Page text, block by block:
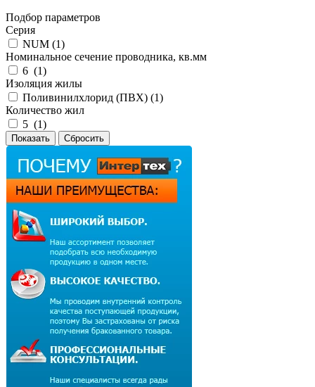
Подбор параметров
Серия
NUM (1)
Номинальное сечение проводника, кв.мм
6 (1)
Изоляция жилы
Поливинилхлорид (ПВХ) (1)
Количество жил
5 (1)